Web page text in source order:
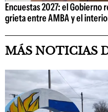
Encuestas 2027: el Gobierno
grieta entre AMBA y el
MÁS NOTICIAS